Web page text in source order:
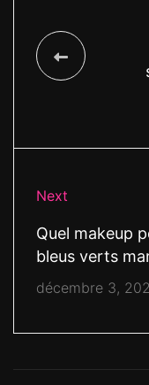
Next
Quel makeup
bleus verts
décembre 3,